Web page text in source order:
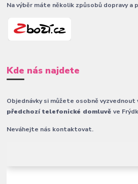
Na výběr máte několik způsobů dopravy a
Kde nás najdete
Objednávky si můžete osobně vyzvednout
předchozí telefonické domluvěve
Neváhejte nás kontaktovat.